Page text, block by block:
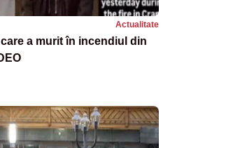
Actualitate
a murit în incendiul din